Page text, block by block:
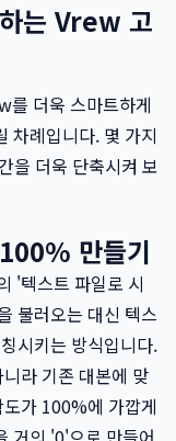
는 Vrew 고
를 더욱 스마트하게
차례입니다. 몇 가지
을 더욱 단축시켜 보
만들기
'텍스트 파일로 시
불러오는 대신 텍스
시키는 방식입니다.
라 기존 대본에 맞
가 100%에 가깝게